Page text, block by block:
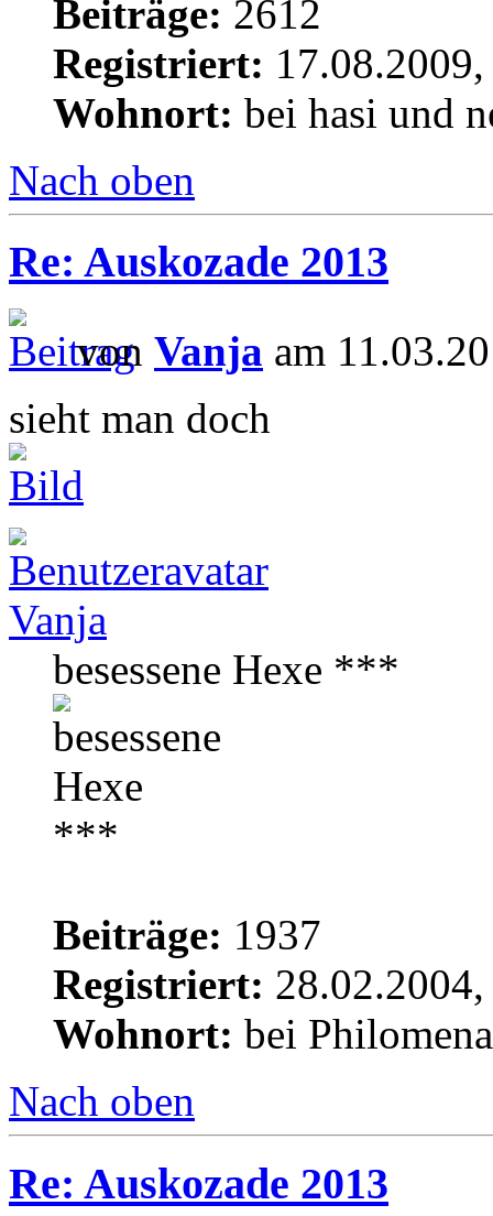
Beiträge: 2612
Registriert:
Wohnort: bei hasi und
Nach oben
Re: Auskozade 2013
von Vanja am
sieht man doch
Vanja
besessene Hexe ***
Beiträge: 1937
Registriert:
Wohnort: bei
Nach oben
Re: Auskozade 2013